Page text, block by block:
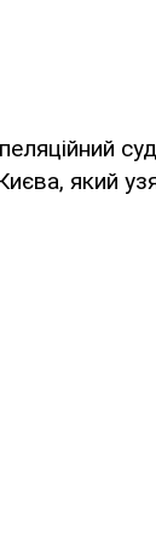
суд
який